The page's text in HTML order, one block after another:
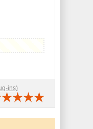
ins)